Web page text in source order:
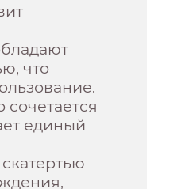
что
единый